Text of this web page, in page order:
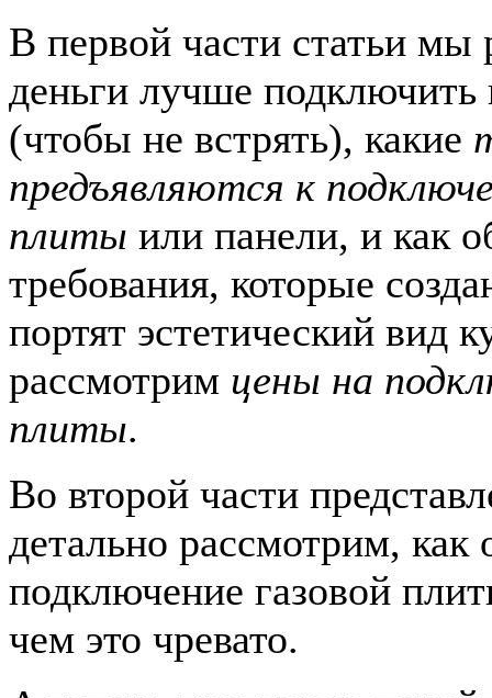
В первой части статьи мы
деньги лучше подключить
(чтобы не встрять), какие
предъявляются к
плиты или панели, и как
требования, которые
портят эстетический вид
рассмотрим цены на
плиты.
Во второй части
детально рассмотрим, как
подключение газовой
чем это чревато.